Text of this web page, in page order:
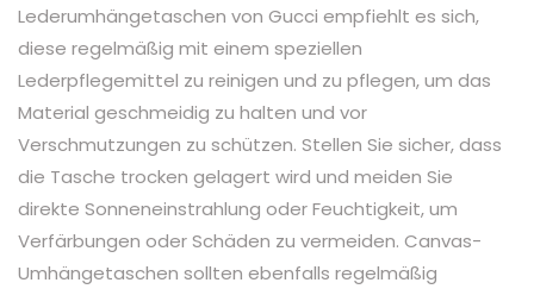
Lederumhängetaschen von Gucci empfiehlt es sich,
diese regelmäßig mit einem speziellen
Lederpflegemittel zu reinigen und zu pflegen, um das
Material geschmeidig zu halten und vor
Verschmutzungen zu schützen. Stellen Sie sicher, dass
die Tasche trocken gelagert wird und meiden Sie
direkte Sonneneinstrahlung oder Feuchtigkeit, um
Verfärbungen oder Schäden zu vermeiden. Canvas-
Umhängetaschen sollten ebenfalls regelmäßig